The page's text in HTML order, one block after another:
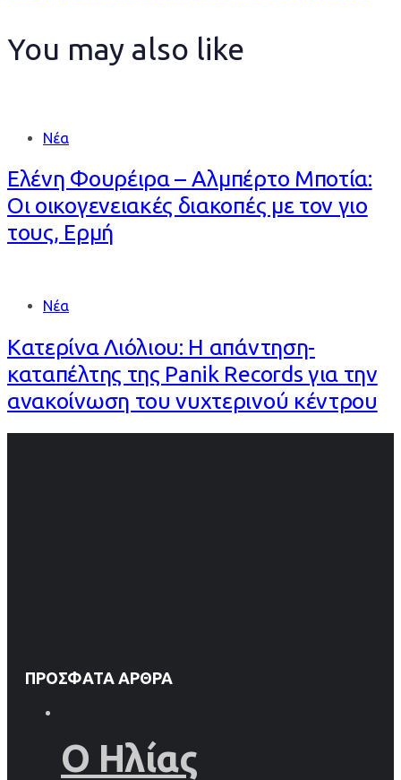
You may also like
Νέα
Ελένη Φουρέιρα – Αλμπέρτο Μποτία:
Οι οικογενειακές διακοπές με τον γιο
τους, Ερμή
Νέα
Κατερίνα Λιόλιου: Η απάντηση-
καταπέλτης της Panik Records για την
ανακοίνωση του νυχτερινού κέντρου
ΠΡΌΣΦΑΤΑ ΆΡΘΡΑ
Ο Ηλίας